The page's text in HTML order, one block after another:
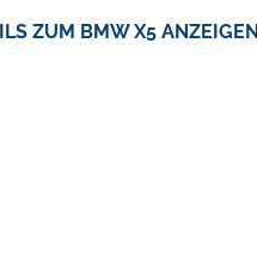
ZUM BMW X5 ANZEIGEN